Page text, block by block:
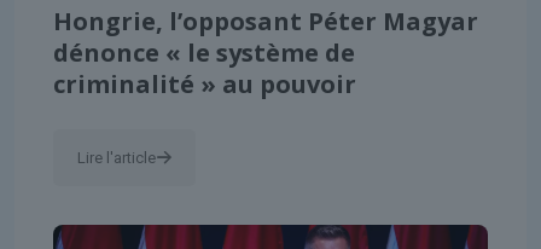
Hongrie, l’opposant Péter Magyar
dénonce « le système de
criminalité » au pouvoir
Lire l'article